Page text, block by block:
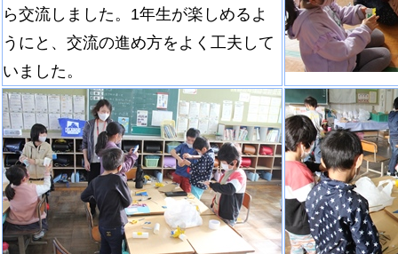
ら交流しました。1年生が楽しめるよ
うにと、交流の進め方をよく工夫して
いました。